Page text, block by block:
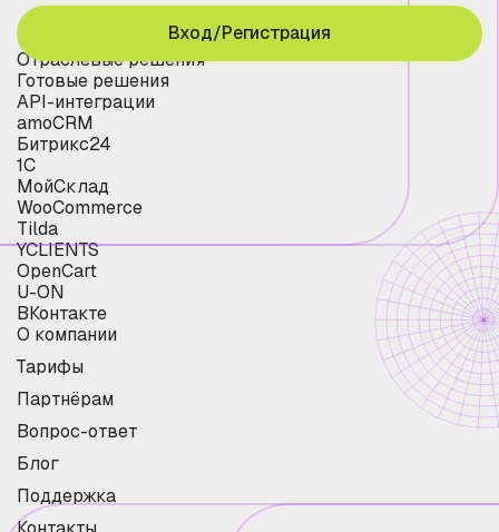
Отраслевые решения
Готовые решения
API-интеграции
amoCRM
Битрикс24
1С
МойСклад
WooCommerce
Tilda
YCLIENTS
OpenCart
U-ON
ВКонтакте
О компании
Тарифы
Партнёрам
Вопрос-ответ
Блог
Поддержка
Вход/Регистрация